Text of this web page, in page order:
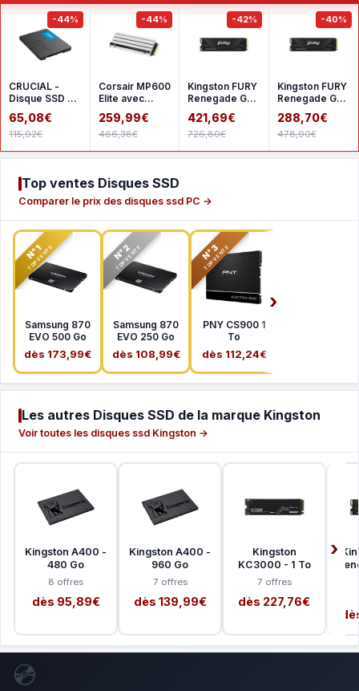
-44%
CRUCIAL -
Disque SSD -
BX500 -
500go - 25
pouces
65,08€
115,92€
-44%
Corsair MP600
Elite avec
dissipateur - 2
To pour PS5
259,99€
466,38€
-42%
Kingston FURY
Renegade G5
2 To
421,69€
726,80€
-40%
Kingston FURY
Renegade G5 -
1 To
288,70€
478,90€
Top ventes Disques SSD
Comparer le prix des disques ssd PC →
N°1
TOP VENTE
Samsung 870
EVO 500 Go
dès 173,99€
N°2
TOP VENTE
Samsung 870
EVO 250 Go
dès 108,99€
N°3
TOP VENTE
PNY CS900 1
To
dès 112,24€
Les autres Disques SSD de la marque Kingston
Voir toutes les disques ssd Kingston →
Kingston A400 -
480 Go
8 offres
dès 95,89€
Kingston A400 -
960 Go
7 offres
dès 139,99€
Kingston
KC3000 - 1 To
7 offres
dès 227,76€
💿